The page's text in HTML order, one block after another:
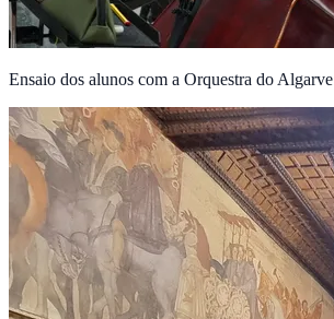
Ensaio dos alunos com a Orquestra do Algarve